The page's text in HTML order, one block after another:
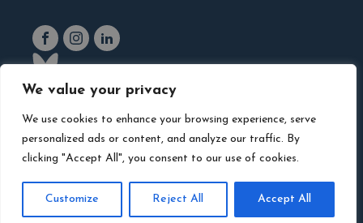
We value your privacy
We use cookies to enhance your browsing experience, serve
personalized ads or content, and analyze our traffic. By
clicking "Accept All", you consent to our use of cookies.
Customize Reject All Accept All